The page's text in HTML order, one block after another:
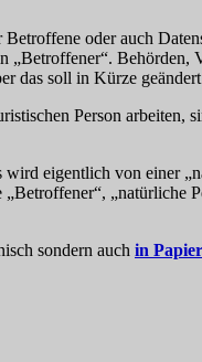
Betroffene oder auch
das soll in Kürze
Person
eigentlich von einer
„natürliche
sondern auch in